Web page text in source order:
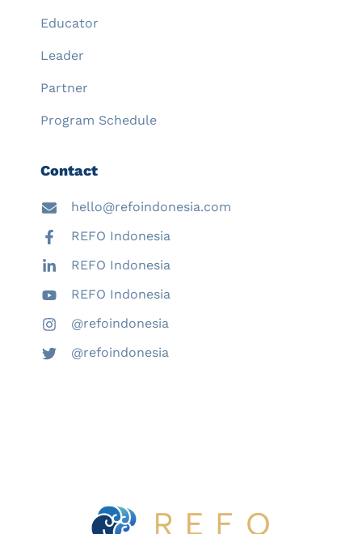
Educator
Leader
Partner
Program Schedule
Contact
hello@refoindonesia.com
REFO Indonesia
REFO Indonesia
REFO Indonesia
@refoindonesia
@refoindonesia